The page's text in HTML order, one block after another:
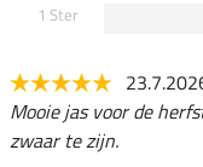
1 Ster
Mooie jas voor de
zwaar te zijn.